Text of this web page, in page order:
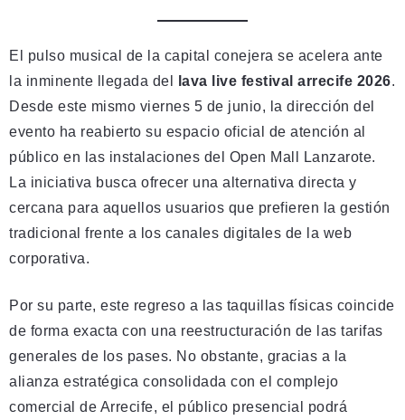
El pulso musical de la capital conejera se acelera ante
la inminente llegada del
lava live festival arrecife 2026.
Desde este mismo viernes 5 de junio, la dirección del
evento ha reabierto su espacio oficial de atención al
público en las instalaciones del Open Mall Lanzarote.
La iniciativa busca ofrecer una alternativa directa y
cercana para aquellos usuarios que prefieren la gestión
tradicional frente a los canales digitales de la web
corporativa.
Por su parte, este regreso a las taquillas físicas coincide
de forma exacta con una reestructuración de las tarifas
generales de los pases. No obstante, gracias a la
alianza estratégica consolidada con el complejo
comercial de Arrecife, el público presencial podrá